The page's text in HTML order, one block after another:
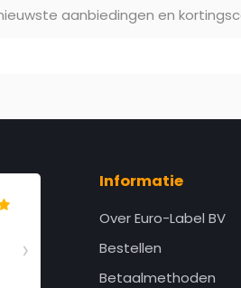
aanbiedingen en
Informatie
Over Euro-Label BV
Bestellen
Betaalmethoden